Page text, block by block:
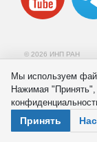
Научная
О
© 2026 ИНП РАН
Мы используем
Нажимая
Принять